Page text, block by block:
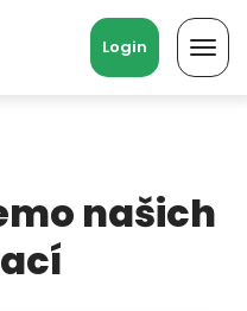
Login
našich